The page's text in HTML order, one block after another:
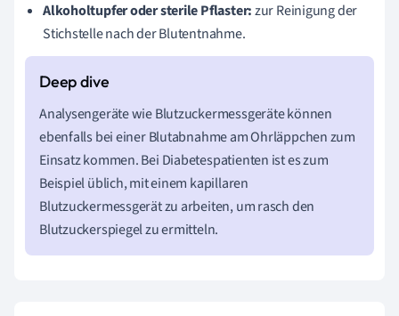
Alkoholtupfer oder sterile Pflaster:zur Reinigung der
Stichstelle nach der Blutentnahme.
Analysengeräte wie Blutzuckermessgeräte können
ebenfalls bei einer Blutabnahme am Ohrläppchen zum
Einsatz kommen. Bei Diabetespatienten ist es zum
Beispiel üblich, mit einem kapillaren
Blutzuckermessgerät zu arbeiten, um rasch den
Blutzuckerspiegel zu ermitteln.